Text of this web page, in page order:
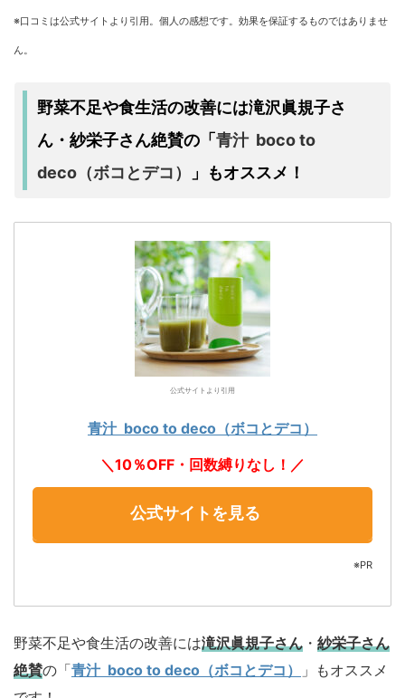
※口コミは公式サイトより引用。個人の感想です。効果を保証するものではありませ
ん。
野菜不足や食生活の改善には滝沢眞規子さ
ん・紗栄子さん絶賛の「青汁 boco to
deco（ボコとデコ）
」もオススメ！
公式サイトより引用
青汁 boco to deco（ボコとデコ）
＼10％OFF・回数縛りなし！／
公式サイトを見る
※PR
野菜不足や食生活の改善には滝沢眞規子さん ・ 紗栄子さん
絶賛の「青汁 boco to deco（ボコとデコ）
」もオススメ